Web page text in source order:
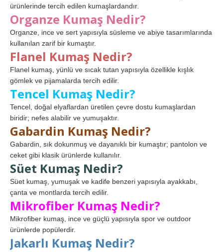
ürünlerinde tercih edilen kumaşlardandır.
Organze Kumaş Nedir?
Organze, ince ve sert yapısıyla süsleme ve abiye tasarımlarında
kullanılan zarif bir kumaştır.
Flanel Kumaş Nedir?
Flanel kumaş, yünlü ve sıcak tutan yapısıyla özellikle kışlık
gömlek ve pijamalarda tercih edilir.
Tencel Kumaş Nedir?
Tencel, doğal elyaflardan üretilen çevre dostu kumaşlardan
biridir; nefes alabilir ve yumuşaktır.
Gabardin Kumaş Nedir?
Gabardin, sık dokunmuş ve dayanıklı bir kumaştır; pantolon ve
ceket gibi klasik ürünlerde kullanılır.
Süet Kumaş Nedir?
Süet kumaş, yumuşak ve kadife benzeri yapısıyla ayakkabı,
çanta ve montlarda tercih edilir.
Mikrofiber Kumaş Nedir?
Mikrofiber kumaş, ince ve güçlü yapısıyla spor ve outdoor
ürünlerde popülerdir.
Jakarlı Kumaş Nedir?